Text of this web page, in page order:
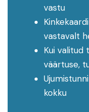
vastu
vastavalt
Kui valitud
väärtuse,
kokku